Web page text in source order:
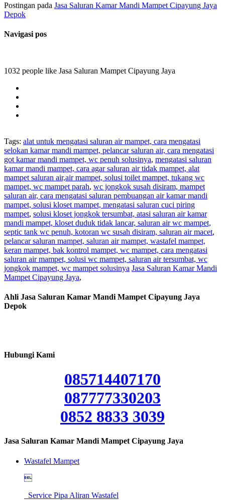
Postingan pada Jasa Saluran Kamar Mandi Mampet Cipayung Jaya
Depok
Navigasi pos
1032 people like Jasa Saluran Mampet Cipayung Jaya
Tags: alat untuk mengatasi saluran air mampet, cara mengatasi
selokan kamar mandi mampet, pelancar saluran air, cara mengatasi
got kamar mandi mampet, wc penuh solusinya, mengatasi saluran
kamar mandi mampet, cara agar saluran air tidak mampet, alat
mampet saluran air,air mampet, solusi toilet mampet, tukang wc
mampet, wc mampet parah, wc jongkok susah disiram, mampet
saluran air, cara mengatasi saluran pembuangan air kamar mandi
mampet, solusi kloset mampet, mengatasi saluran cuci piring
mampet, solusi kloset jongkok tersumbat, atasi saluran air kamar
mandi mampet, kloset duduk tidak lancar, saluran air wc mampet,
septic tank wc penuh, kotoran wc susah disiram, saluran air macet,
pelancar saluran mampet, saluran air mampet, wastafel mampet,
keran mampet, bak kontrol mampet, wc mampet, cara mengatasi
saluran air mampet, solusi wc mampet, saluran air tersumbat, wc
jongkok mampet, wc mampet solusinya Jasa Saluran Kamar Mandi
Mampet Cipayung Jaya,
Ahli Jasa Saluran Kamar Mandi Mampet Cipayung Jaya
Depok
Hubungi Kami
085714407170
087777330203
0852 8833 3039
Jasa Saluran Kamar Mandi Mampet Cipayung Jaya
Wastafel Mampet

Service Pipa Aliran Wastafel